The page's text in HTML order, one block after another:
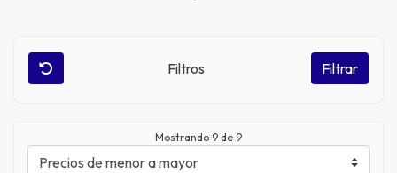
Filtros Filtrar
Mostrando 9 de 9